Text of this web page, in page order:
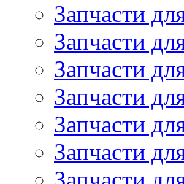
Запчасти
Запчасти
Запчасти
Запчасти
Запчасти
Запчасти